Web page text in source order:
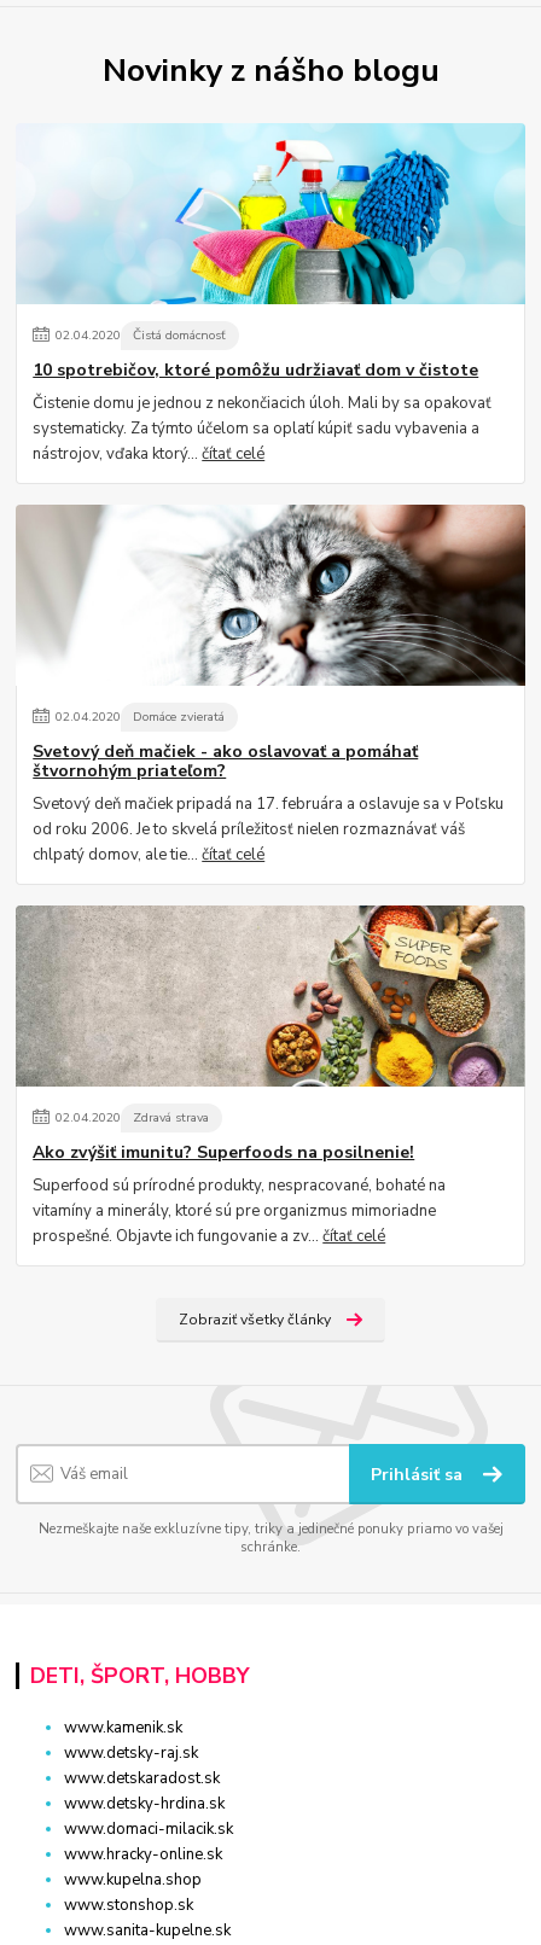
Novinky z nášho blogu
02.04.2020 Čistá domácnosť
10 spotrebičov, ktoré pomôžu udržiavať dom v čistote
Čistenie domu je jednou z nekončiacich úloh. Mali by sa opakovať
systematicky. Za týmto účelom sa oplatí kúpiť sadu vybavenia a
nástrojov, vďaka ktorý...čítať celé
02.04.2020 Domáce zvieratá
Svetový deň mačiek - ako oslavovať a pomáhať
štvornohým priateľom?
Svetový deň mačiek pripadá na 17. februára a oslavuje sa v Poľsku
od roku 2006. Je to skvelá príležitosť nielen rozmaznávať váš
chlpatý domov, ale tie...čítať celé
02.04.2020 Zdravá strava
Ako zvýšiť imunitu? Superfoods na posilnenie!
Superfood sú prírodné produkty, nespracované, bohaté na
vitamíny a minerály, ktoré sú pre organizmus mimoriadne
prospešné. Objavte ich fungovanie a zv...čítať celé
Zobraziť všetky články
Prihlásiť sa
Nezmeškajte naše exkluzívne tipy, triky a jedinečné ponuky priamo vo vašej
schránke.
DETI, ŠPORT, HOBBY
www.kamenik.sk
www.detsky-raj.sk
www.detskaradost.sk
www.detsky-hrdina.sk
www.domaci-milacik.sk
www.hracky-online.sk
www.kupelna.shop
www.stonshop.sk
www.sanita-kupelne.sk